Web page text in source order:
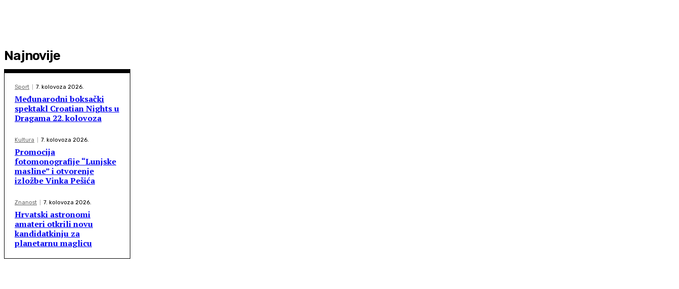
Najnovije
Sport 7. kolovoza 2026.
Međunarodni boksački
spektakl Croatian Nights u
Dragama 22. kolovoza
Kultura 7. kolovoza 2026.
Promocija
fotomonografije “Lunjske
masline” i otvorenje
izložbe Vinka Pešića
Znanost 7. kolovoza 2026.
Hrvatski astronomi
amateri otkrili novu
kandidatkinju za
planetarnu maglicu